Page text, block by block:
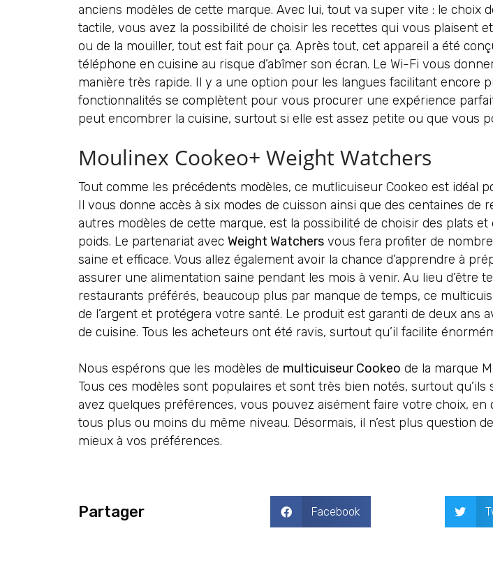
anciens modèles de cette marque. Avec lui, tout va super vite : le choix
tactile, vous avez la possibilité de choisir les recettes qui vous plaisent
ou de la mouiller, tout est fait pour ça. Après tout, cet appareil a été
téléphone en cuisine au risque d’abîmer son écran. Le Wi-Fi vous
manière très rapide. Il y a une option pour les langues facilitant encore
fonctionnalités se complètent pour vous procurer une expérience
peut encombrer la cuisine, surtout si elle est assez petite ou que vous
Moulinex Cookeo+ Weight Watchers
Tout comme les précédents modèles, ce mutlicuiseur Cookeo est idéal
Il vous donne accès à six modes de cuisson ainsi que des centaines de
autres modèles de cette marque, est la possibilité de choisir des plats
poids. Le partenariat avec Weight Watchers vous fera profiter de
saine et efficace. Vous allez également avoir la chance d’apprendre à
assurer une alimentation saine pendant les mois à venir. Au lieu d’être
restaurants préférés, beaucoup plus par manque de temps, ce
de l’argent et protégera votre santé. Le produit est garanti de deux ans
de cuisine. Tous les acheteurs ont été ravis, surtout qu’il facilite
Nous espérons que les modèles de multicuiseur Cookeo de la marque
Tous ces modèles sont populaires et sont très bien notés, surtout
avez quelques préférences, vous pouvez aisément faire votre choix,
tous plus ou moins du même niveau. Désormais, il n’est plus question
mieux à vos préférences.
Partager Facebook